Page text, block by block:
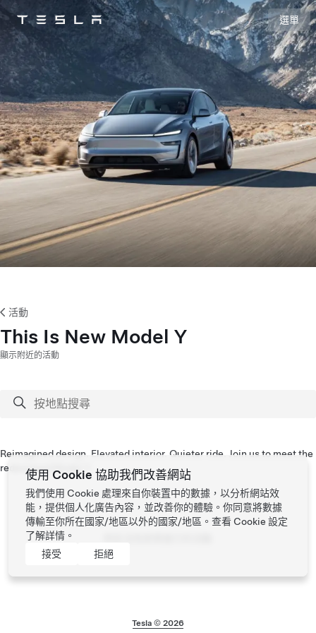
Tesla
Skip to main content
選單
活動
This Is New Model Y
顯示附近的活動
Reimagined design. Elevated interior. Quieter ride. Join us to meet the
redesigned Model Y.
Tesla © 2026
使用 Cookie 協助我們改善網站
我們使用 Cookie 處理來自你裝置中的數據，以分析網站效
能，提供個人化廣告內容，並改善你的體驗。你同意將數據
傳輸至你所在國家/地區以外的國家/地區。查看 Cookie 設定
了解詳情。
接受
拒絕